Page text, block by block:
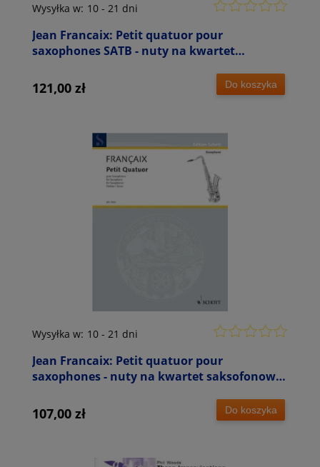
Jean Francaix: Petit quatuor pour
saxophones SATB - nuty na kwartet
Wysyłka w: 10 - 21 dni
121,00 zł Do koszyka
Jean Francaix: Petit quatuor pour
saxophones - nuty na kwartet saksofonowy
Wysyłka w: 10 - 21 dni
107,00 zł Do koszyka